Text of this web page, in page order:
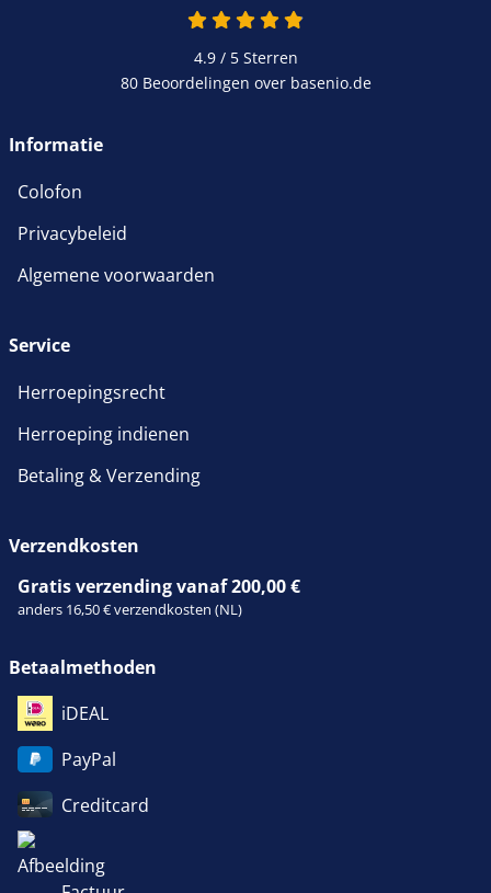
4.9 / 5Sterren
80 Beoordelingen over basenio.de
Informatie
Colofon
Privacybeleid
Algemene voorwaarden
Service
Herroepingsrecht
Herroeping indienen
Betaling & Verzending
Verzendkosten
Gratis verzending vanaf 200,00 €
anders 16,50 € verzendkosten (NL)
Betaalmethoden
iDEAL
PayPal
Creditcard